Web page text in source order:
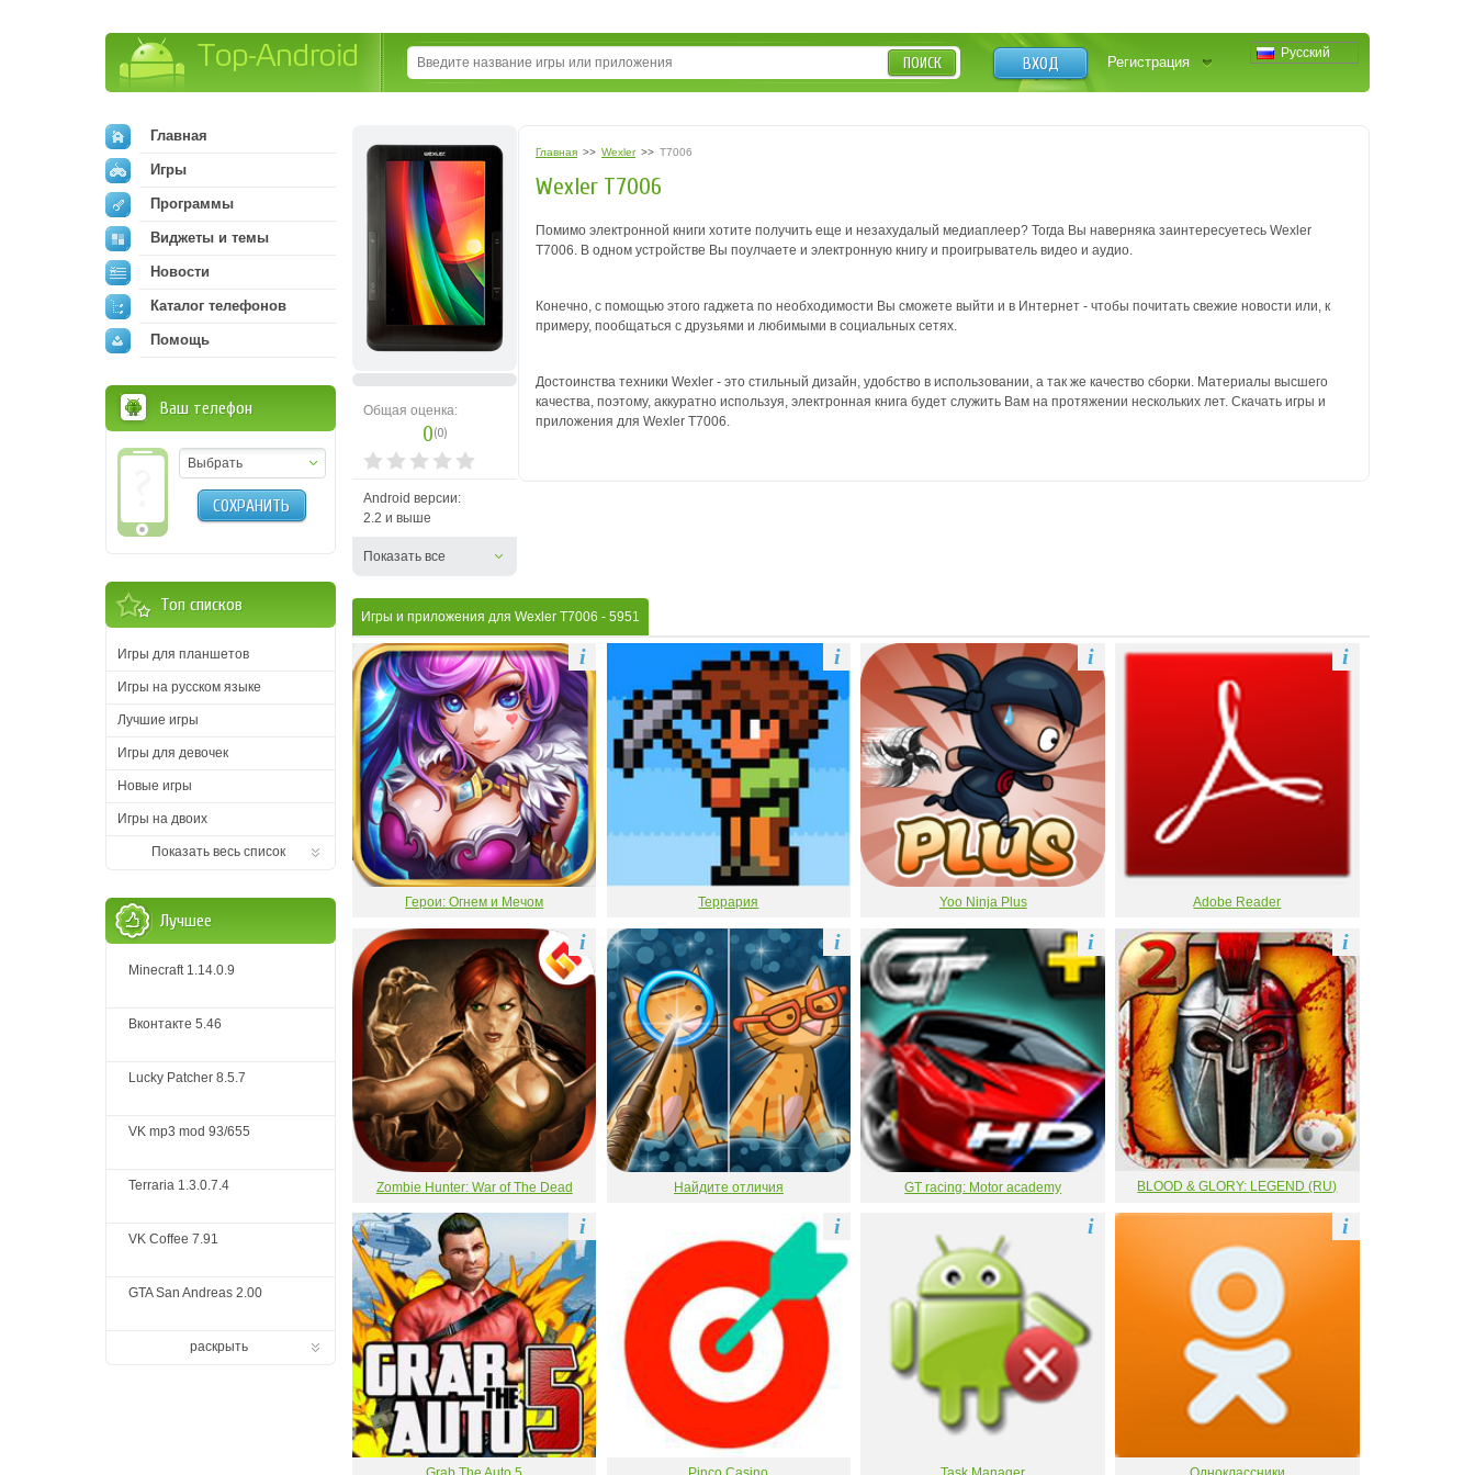
Русский
ВХОД Регистрация
ПОИСК
Общая оценка:
0(0)
Android версии:
2.2 и выше
Показать все
Главная >> Wexler >> T7006
Wexler T7006
Помимо электронной книги хотите получить еще и незахудалый медиаплеер? Тогда Вы наверняка заинтересуетесь Wexler
T7006. В одном устройстве Вы поулчаете и электронную книгу и проигрыватель видео и аудио.
Конечно, с помощью этого гаджета по необходимости Вы сможете выйти и в Интернет - чтобы почитать свежие новости или, к
примеру, пообщаться с друзьями и любимыми в социальных сетях.
Достоинства техники Wexler - это стильный дизайн, удобство в использовании, а так же качество сборки. Материалы высшего
качества, поэтому, аккуратно используя, электронная книга будет служить Вам на протяжении нескольких лет. Скачать игры и
приложения для Wexler T7006.
Игры и приложения для Wexler T7006 - 5951
Герои: Огнем и Мечом
i
Террария
i
Yoo Ninja Plus
i
Adobe Reader
i
Zombie Hunter: War of The Dead
i
Найдите отличия
i
GT racing: Motor academy
i
BLOOD & GLORY: LEGEND (RU)
i
i i i i
Главная
Игры
Программы
Виджеты и темы
Новости
Каталог телефонов
Помощь
Ваш телефон
Выбрать
СОХРАНИТЬ
Топ списков
Игры для планшетов
Игры на русском языке
Лучшие игры
Игры для девочек
Новые игры
Игры на двоих
Показать весь список
Лучшее
Minecraft 1.14.0.9
Вконтакте 5.46
Lucky Patcher 8.5.7
VK mp3 mod 93/655
Terraria 1.3.0.7.4
VK Coffee 7.91
GTA San Andreas 2.00
раскрыть